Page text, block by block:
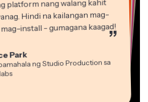
Hindi na kailangan mag-
install - gumagana kaagad!”
ng Studio Production sa
Papagapiou
Tagapamahala sa EPATHLON
Peng
ng Nilalaman
ng Video
Ball
Rawlings
Segovia
Manggagawa sa Freelance